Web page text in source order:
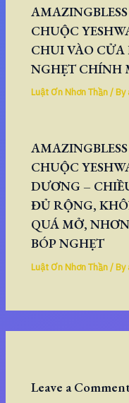
CHUỘC
CHUI VÀO CỬA
NGHẸT CHÍNH
Luật Ơn Nhơn Thần/ By
CHUỘC
DƯƠNG –
ĐỦ RỘNG,
QUÁ MỞ,
BÓP NGHẸT
Luật Ơn Nhơn Thần/ By
Leave a